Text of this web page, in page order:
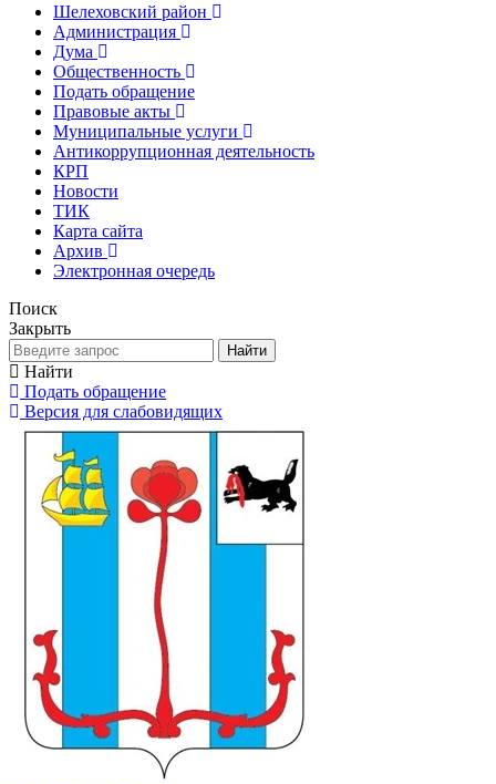
Шелеховский район
Администрация
Дума
Общественность
Подать обращение
Правовые акты
Муниципальные услуги
Антикоррупционная деятельность
КРП
Новости
ТИК
Карта сайта
Архив
Электронная очередь
Поиск
Закрыть
Найти
Найти
Подать обращение
Версия для слабовидящих